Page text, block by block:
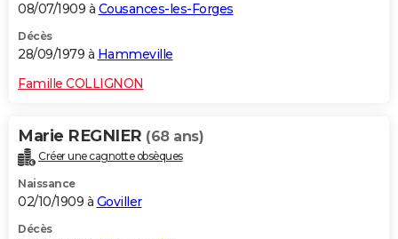
08/07/1909 à Cousances-les-Forges
Décès
28/09/1979 à Hammeville
Famille COLLIGNON
Marie REGNIER (68 ans)
Créer une cagnotte obsèques
Naissance
02/10/1909 à Goviller
Décès